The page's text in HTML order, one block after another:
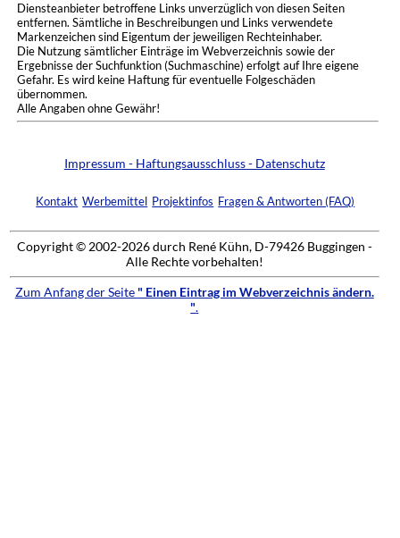
Diensteanbieter betroffene Links unverzüglich von diesen Seiten
entfernen. Sämtliche in Beschreibungen und Links verwendete
Markenzeichen sind Eigentum der jeweiligen Rechteinhaber.
Die Nutzung sämtlicher Einträge im Webverzeichnis sowie der
Ergebnisse der Suchfunktion (Suchmaschine) erfolgt auf Ihre eigene
Gefahr. Es wird keine Haftung für eventuelle Folgeschäden
übernommen.
Alle Angaben ohne Gewähr!
Impressum - Haftungsausschluss - Datenschutz
Kontakt Werbemittel Projektinfos Fragen & Antworten (FAQ)
Copyright © 2002-2026 durch René Kühn, D-79426 Buggingen -
Alle Rechte vorbehalten!
Zum Anfang der Seite " Einen Eintrag im Webverzeichnis ändern.
".